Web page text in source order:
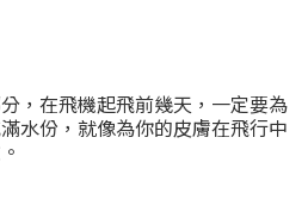
，在飛機起飛前幾天，一定要為
水份，就像為你的皮膚在飛行中